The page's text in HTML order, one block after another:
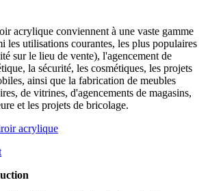
acrylique conviennent à une vaste gamme
les utilisations courantes, les plus populaires
sur le lieu de vente), l'agencement de
la sécurité, les cosmétiques, les projets
ainsi que la fabrication de meubles
de vitrines, d'agencements de magasins,
et les projets de bricolage.